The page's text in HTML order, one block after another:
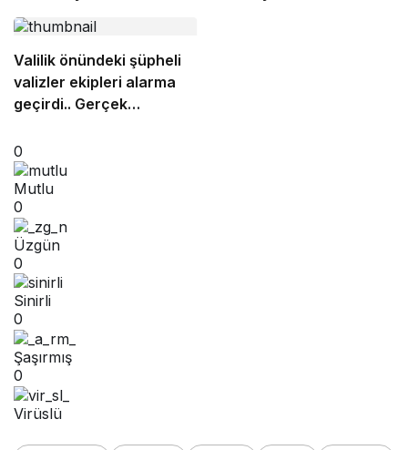
Valilik önündeki şüpheli
valizler ekipleri alarma
geçirdi.. Gerçek
0
Mutlu
0
Üzgün
0
Sinirli
0
Şaşırmış
0
Virüslü